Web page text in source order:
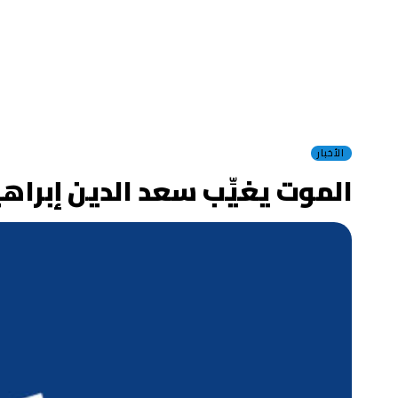
الأخبار
الموت يغيِّب سعد الدين